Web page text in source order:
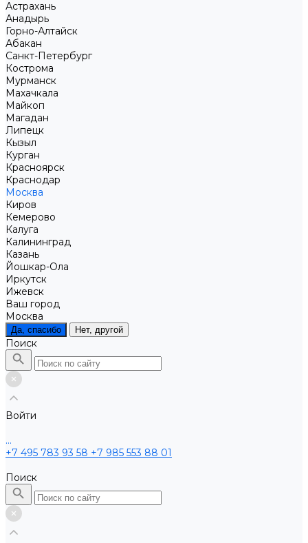
Астрахань
Анадырь
Горно-Алтайск
Абакан
Санкт-Петербург
Кострома
Мурманск
Махачкала
Майкоп
Магадан
Липецк
Кызыл
Курган
Красноярск
Краснодар
Москва
Киров
Кемерово
Калуга
Калининград
Казань
Йошкар-Ола
Иркутск
Ижевск
Ваш город
Москва
Да, спасибо Нет, другой
Поиск
Войти
...
+7 495 783 93 58 +7 985 553 88 01
Поиск